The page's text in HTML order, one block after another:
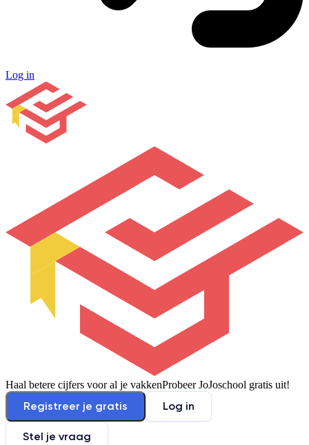
Log in
Haal betere cijfers voor al je vakkenProbeer JoJoschool gratis uit!
Registreer je gratis Log in
Stel je vraag